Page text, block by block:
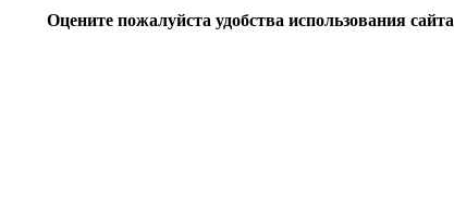
Оцените пожалуйста удобства использования сайта